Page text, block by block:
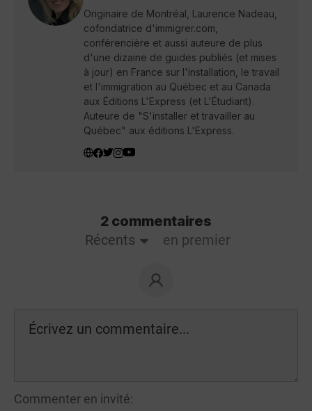
Originaire de Montréal, Laurence Nadeau,
cofondatrice d'immigrer.com,
conférencière et aussi auteure de plus
d'une dizaine de guides publiés (et mises
à jour) en France sur l'installation, le travail
et l'immigration au Québec et au Canada
aux Éditions L'Express (et L'Étudiant).
Auteure de "S'installer et travailler au
Québec" aux éditions L'Express.
2 commentaires
Récents
en premier
Commenter en invité: